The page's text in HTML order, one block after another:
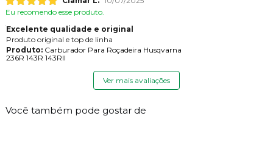
Eu recomendo esse produto.
Excelente qualidade e original
Produto original e top de linha
Produto:Carburador Para Roçadeira Husqvarna
236R 143R 143RII
Ver mais avaliações
Você também pode gostar de